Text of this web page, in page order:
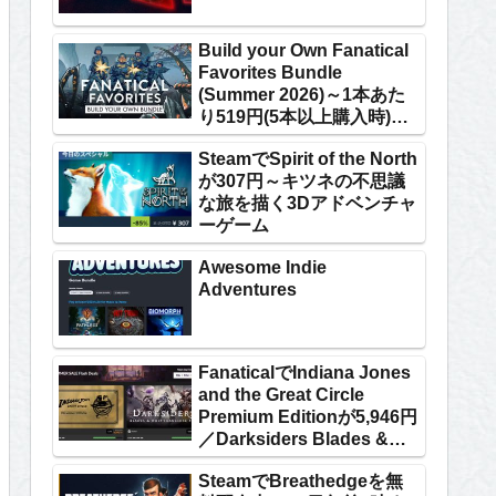
Build your Own Fanatical
Favorites Bundle
(Summer 2026)～1本あた
り519円(5本以上購入時)な
ど
SteamでSpirit of the North
が307円～キツネの不思議
な旅を描く3Dアドベンチャ
ーゲーム
Awesome Indie
Adventures
FanaticalでIndiana Jones
and the Great Circle
Premium Editionが5,946円
／Darksiders Blades &
Whip Franchise Packが
1,524円
SteamでBreathedgeを無